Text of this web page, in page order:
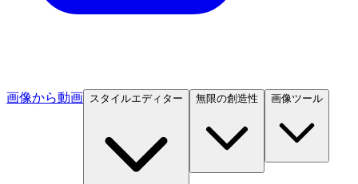
画像から動画 スタイルエディター 無限の創造性 画像ツール